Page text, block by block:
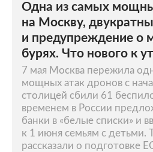
Одна из самых
на Москву,
и предупреждение о
бурях. Что нового к
7 мая Москва пережила
мощных атак дронов с
столицей сбили 61
временем в России
банки в «белые списки» и
к 1 июня семьям с детьми.
рассказали о подготовке